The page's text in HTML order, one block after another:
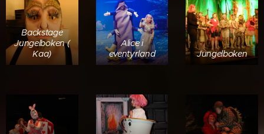
Backstage
Jungelboken (
Kaa)
Alice i
eventyrland
Jungelboken